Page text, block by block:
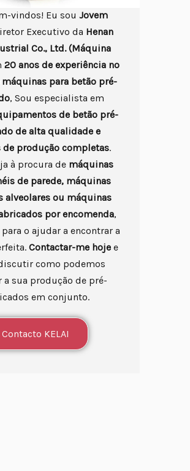
vindos! Eu sou Jovem
Executivo da Henan
Co., Ltd. (Máquina
20 anos de experiência no
para betão pré-
, Sou especialista em
de betão pré-
de alta qualidade e
de produção completas.
à procura de máquinas
de parede, máquinas
alveolares ou máquinas
por encomenda,
o ajudar a encontrar a
Contactar-me hoje e
como podemos
sua produção de pré-
em conjunto.
Contacto KELAI